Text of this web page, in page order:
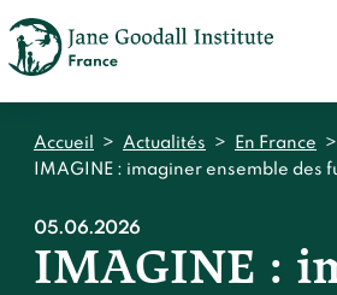
PRESSE
Qui sommes-nous ?
UN
Accueil > Actualités > En France
>
IMAGINE : imaginer ensemble des
05.06.2026
IMAGINE :